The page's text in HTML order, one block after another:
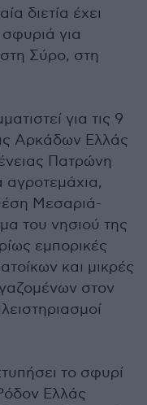
διετία έχει
για
Σύρο, στη
για τις 9
Αρκάδων Ελλάς
Πατρώνη
Μεσαριά-
του νησιού της
εμπορικές
και μικρές
στον
το σφυρί
Ελλάς